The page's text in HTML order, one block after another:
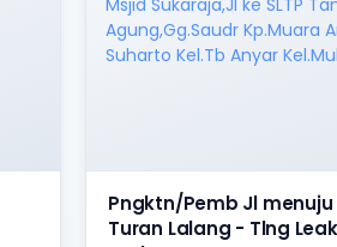
Pngktn/Pemb Jl
Turan Lalang - Tlng